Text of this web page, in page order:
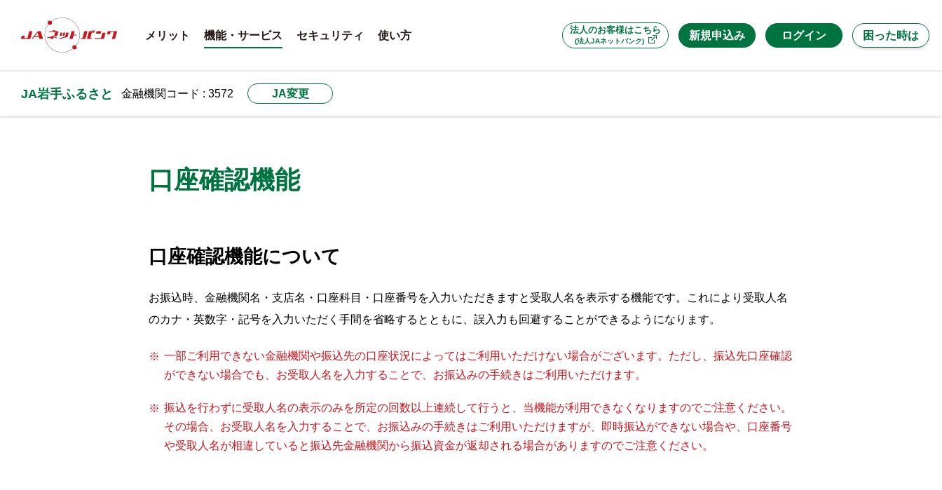
法人のお客様はこちら
(法人JAネットバンク) 新規申込み
メリット 機能・サービス セキュリティ 使い方 ログイン 困った時は
JA岩手ふるさと 金融機関コード : 3572 JA変更
口座確認機能
口座確認機能について
お振込時、金融機関名・支店名・口座科目・口座番号を入力いただきますと受取人名を表示する機能です。これにより受取人名
のカナ・英数字・記号を入力いただく手間を省略するとともに、誤入力も回避することができるようになります。
一部ご利用できない金融機関や振込先の口座状況によってはご利用いただけない場合がございます。ただし、振込先口座確認
ができない場合でも、お受取人名を入力することで、お振込みの手続きはご利用いただけます。
振込を行わずに受取人名の表示のみを所定の回数以上連続して行うと、当機能が利用できなくなりますのでご注意ください。
その場合、お受取人名を入力することで、お振込みの手続きはご利用いただけますが、即時振込ができない場合や、口座番号
や受取人名が相違していると振込先金融機関から振込資金が返却される場合がありますのでご注意ください。